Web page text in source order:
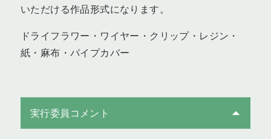
いただける作品形式になります。
ドライフラワー・ワイヤー・クリップ・レジン・
紙・麻布・パイプカバー
実行委員コメント